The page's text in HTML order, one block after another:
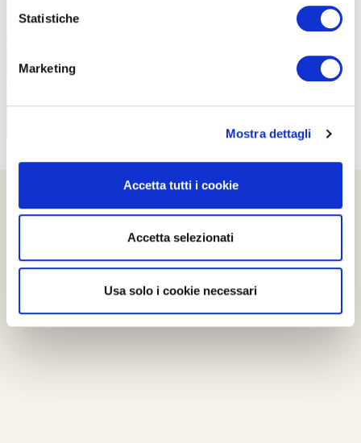
Statistiche
Marketing
Mostra dettagli
Accetta tutti i cookie
Accetta selezionati
Usa solo i cookie necessari